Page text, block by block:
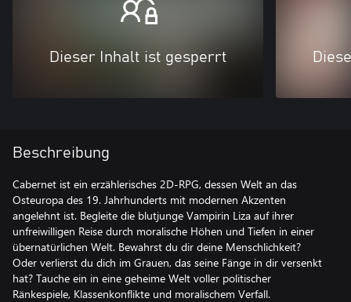
Dieser Inhalt ist gesperrt
Beschreibung
Cabernet ist ein erzählerisches 2D-RPG, dessen Welt an das
Osteuropa des 19. Jahrhunderts mit modernen Akzenten
angelehnt ist. Begleite die blutjunge Vampirin Liza auf ihrer
unfreiwilligen Reise durch moralische Höhen und Tiefen in einer
übernatürlichen Welt. Bewahrst du dir deine Menschlichkeit?
Oder verlierst du dich im Grauen, das seine Fänge in dir versenkt
hat? Tauche ein in eine geheime Welt voller politischer
Ränkespiele, Klassenkonflikte und moralischem Verfall.